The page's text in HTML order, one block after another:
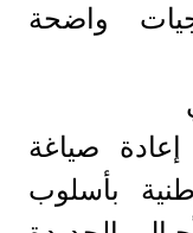
واضحة
إعادة صياغة
بأسلوب